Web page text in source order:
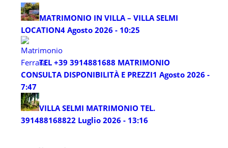
MATRIMONIO IN VILLA – VILLA SELMI
LOCATION4 Agosto 2026 - 10:25
TEL +39 3914881688 MATRIMONIO
CONSULTA DISPONIBILITÀ E PREZZI1 Agosto 2026 -
7:47
VILLA SELMI MATRIMONIO TEL.
391488168822 Luglio 2026 - 13:16